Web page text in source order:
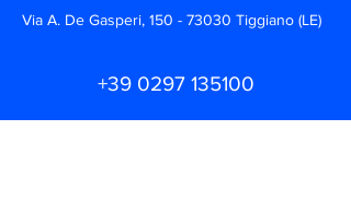
Via A. De Gasperi, 150 - 73030 Tiggiano (LE)
+39 0297 135100